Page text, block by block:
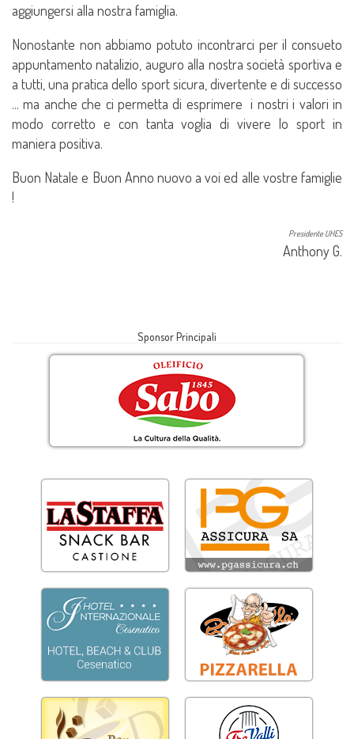
aggiungersi alla nostra famiglia.
Nonostante non abbiamo potuto incontrarci per il consueto
appuntamento natalizio, auguro alla nostra società sportiva e
a tutti, una pratica dello sport sicura, divertente e di successo
... ma anche che ci permetta di esprimere i nostri i valori in
modo corretto e con tanta voglia di vivere lo sport in
maniera positiva.
Buon Natale e Buon Anno nuovo a voi ed alle vostre famiglie
!
Presidente UHES
Anthony G.
Sponsor Principali